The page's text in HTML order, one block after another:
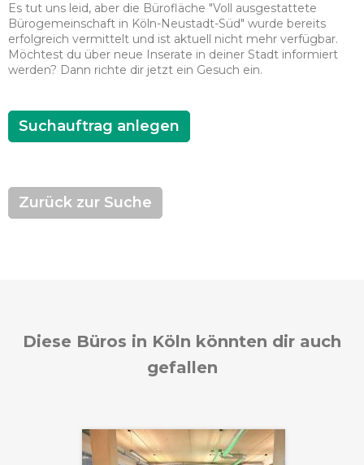
Es tut uns leid, aber die Bürofläche "Voll ausgestattete
Bürogemeinschaft in Köln-Neustadt-Süd" wurde bereits
erfolgreich vermittelt und ist aktuell nicht mehr verfügbar.
Möchtest du über neue Inserate in deiner Stadt informiert
werden? Dann richte dir jetzt ein Gesuch ein.
Suchauftrag anlegen
Zurück zur Suche
Diese Büros in Köln könnten dir auch
gefallen